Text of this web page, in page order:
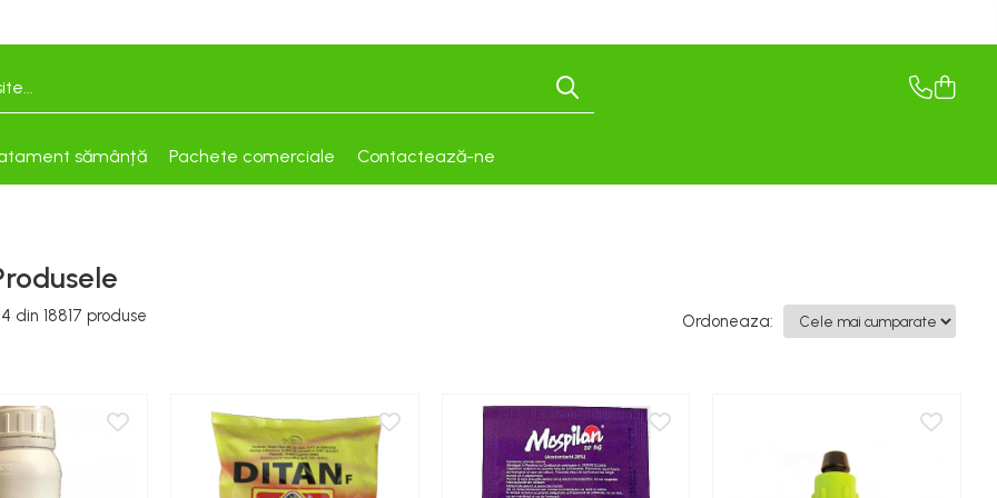
sămânță Pachete comerciale Contactează-ne
din 18817 produse Ordoneaza: